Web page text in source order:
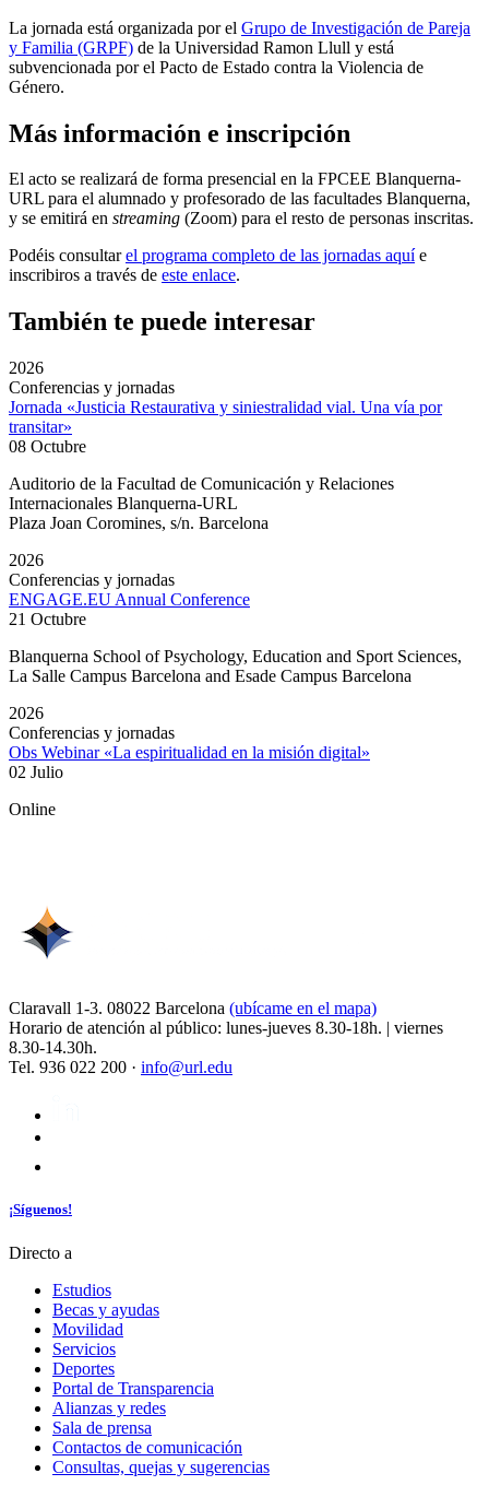
La jornada está organizada por el Grupo de Investigación de Pareja
y Familia (GRPF) de la Universidad Ramon Llull y está
subvencionada por el Pacto de Estado contra la Violencia de
Género.
Más información e inscripción
El acto se realizará de forma presencial en la FPCEE Blanquerna-
URL para el alumnado y profesorado de las facultades Blanquerna,
y se emitirá en streaming (Zoom) para el resto de personas inscritas.
Podéis consultarel programa completo de las jornadas aquíe
inscribiros a través de este enlace.
También te puede interesar
2026
Conferencias y jornadas
Jornada «Justicia Restaurativa y siniestralidad vial. Una vía por
transitar»
08 Octubre
Auditorio de la Facultad de Comunicación y Relaciones
Internacionales Blanquerna-URL
Plaza Joan Coromines, s/n. Barcelona
2026
Conferencias y jornadas
ENGAGE.EU Annual Conference
21 Octubre
Blanquerna School of Psychology, Education and Sport Sciences,
La Salle Campus Barcelona and Esade Campus Barcelona
2026
Conferencias y jornadas
Obs Webinar «La espiritualidad en la misión digital»
02 Julio
Online
Claravall 1-3. 08022 Barcelona (ubícame en el mapa)
Horario de atención al público: lunes-jueves 8.30-18h. | viernes
8.30-14.30h.
Tel. 936 022 200 · info@url.edu
¡Síguenos!
Directo a
Estudios
Becas y ayudas
Movilidad
Servicios
Deportes
Portal de Transparencia
Alianzas y redes
Sala de prensa
Contactos de comunicación
Consultas, quejas y sugerencias